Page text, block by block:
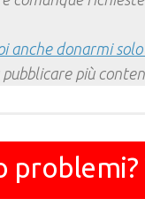
anche donarmi
più